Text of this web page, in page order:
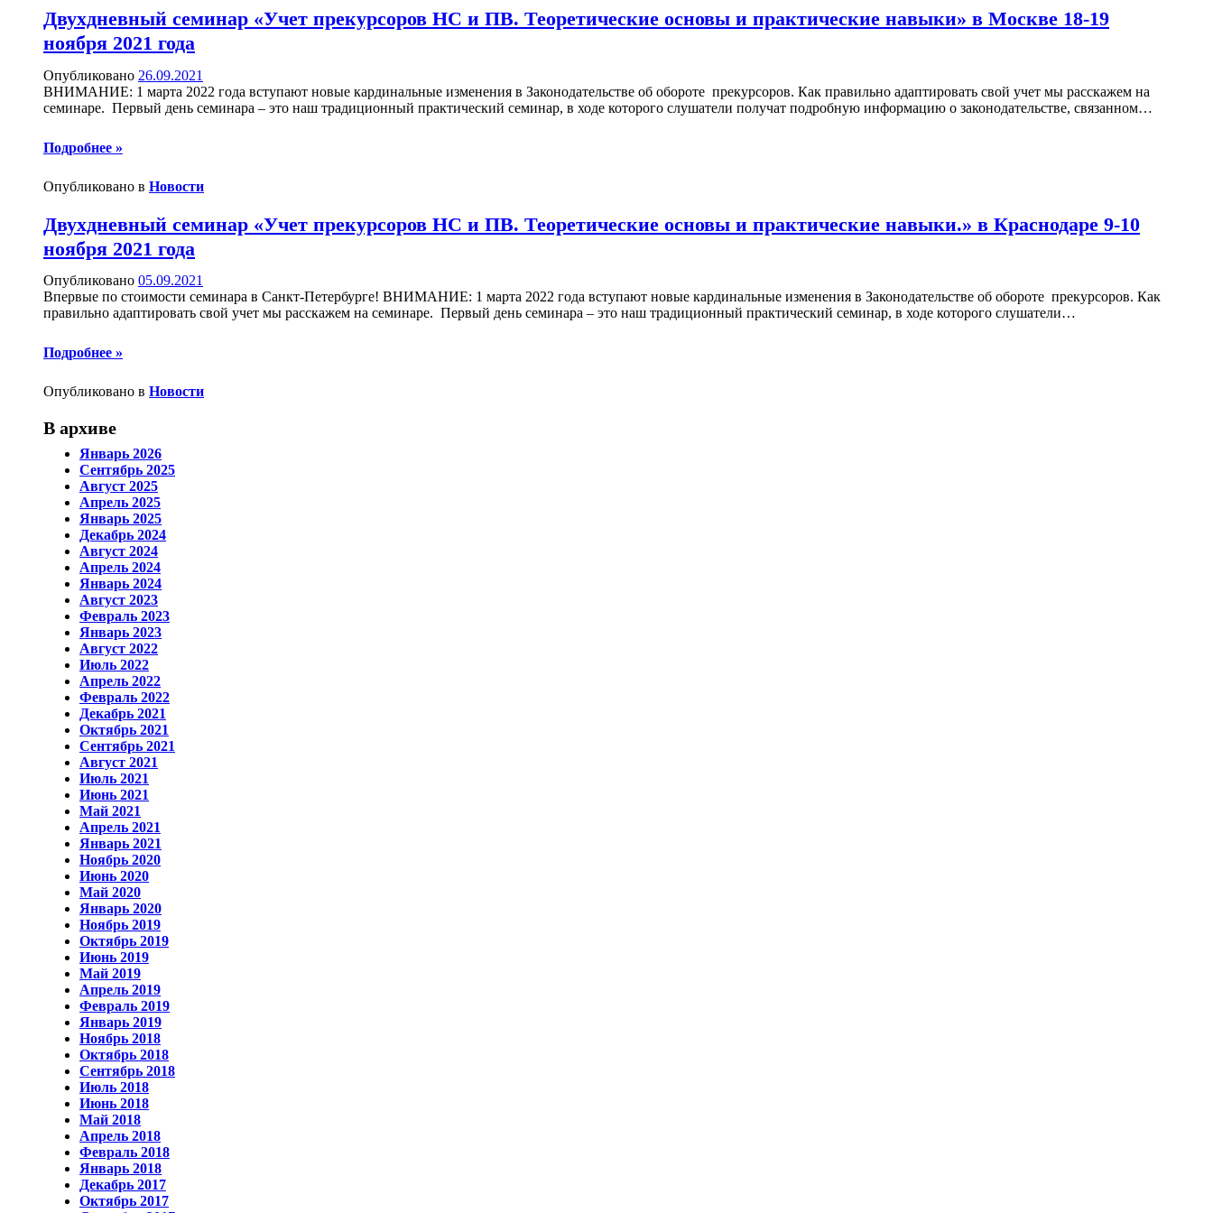
Двухдневный семинар «Учет прекурсоров НС и ПВ. Теоретические основы и практические навыки» в Москве 18-19
ноября 2021 года
Опубликовано 26.09.2021
ВНИМАНИЕ: 1 марта 2022 года вступают новые кардинальные изменения в Законодательстве об обороте прекурсоров. Как правильно адаптировать свой учет мы расскажем на
семинаре. Первый день семинара – это наш традиционный практический семинар, в ходе которого слушатели получат подробную информацию о законодательстве, связанном…
Подробнее »
Опубликовано в Новости
Двухдневный семинар «Учет прекурсоров НС и ПВ. Теоретические основы и практические навыки.» в Краснодаре 9-10
ноября 2021 года
Опубликовано 05.09.2021
Впервые по стоимости семинара в Санкт-Петербурге! ВНИМАНИЕ: 1 марта 2022 года вступают новые кардинальные изменения в Законодательстве об обороте прекурсоров. Как
правильно адаптировать свой учет мы расскажем на семинаре. Первый день семинара – это наш традиционный практический семинар, в ходе которого слушатели…
Подробнее »
Опубликовано в Новости
В архиве
Январь 2026
Сентябрь 2025
Август 2025
Апрель 2025
Январь 2025
Декабрь 2024
Август 2024
Апрель 2024
Январь 2024
Август 2023
Февраль 2023
Январь 2023
Август 2022
Июль 2022
Апрель 2022
Февраль 2022
Декабрь 2021
Октябрь 2021
Сентябрь 2021
Август 2021
Июль 2021
Июнь 2021
Май 2021
Апрель 2021
Январь 2021
Ноябрь 2020
Июнь 2020
Май 2020
Январь 2020
Ноябрь 2019
Октябрь 2019
Июнь 2019
Май 2019
Апрель 2019
Февраль 2019
Январь 2019
Ноябрь 2018
Октябрь 2018
Сентябрь 2018
Июль 2018
Июнь 2018
Май 2018
Апрель 2018
Февраль 2018
Январь 2018
Декабрь 2017
Октябрь 2017